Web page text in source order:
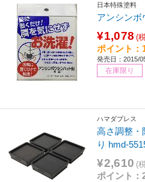
日本特殊塗料
アンシンボ
¥1,078 (
ポイント：
発売日：2015/
在庫限り
ハマダプレス
高さ調整・
り hmd-
¥2,610 (
ポイント：